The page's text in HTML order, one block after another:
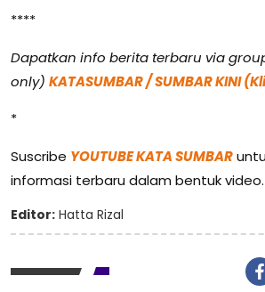
****
Dapatkan info berita terbaru via
only) KATASUMBAR / SUMBAR KINI
*
Suscribe YOUTUBE KATA SUMBAR
informasi terbaru dalam bentuk video.
Editor: Hatta Rizal